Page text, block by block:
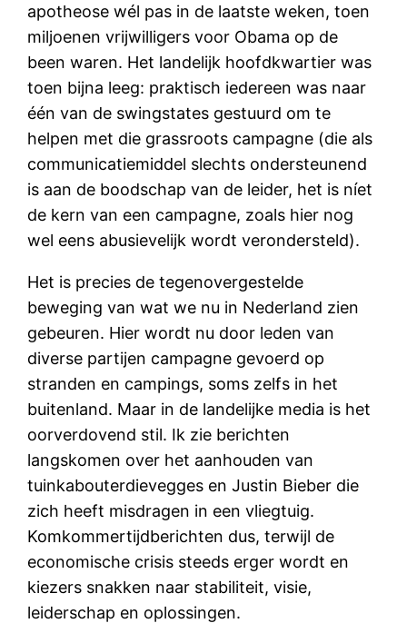
apotheose wél pas in de laatste weken, toen
miljoenen vrijwilligers voor Obama op de
been waren. Het landelijk hoofdkwartier was
toen bijna leeg: praktisch iedereen was naar
één van de swingstates gestuurd om te
helpen met die grassroots campagne (die als
communicatiemiddel slechts ondersteunend
is aan de boodschap van de leider, het is níet
de kern van een campagne, zoals hier nog
wel eens abusievelijk wordt verondersteld).
Het is precies de tegenovergestelde
beweging van wat we nu in Nederland zien
gebeuren. Hier wordt nu door leden van
diverse partijen campagne gevoerd op
stranden en campings, soms zelfs in het
buitenland. Maar in de landelijke media is het
oorverdovend stil. Ik zie berichten
langskomen over het aanhouden van
tuinkabouterdievegges en Justin Bieber die
zich heeft misdragen in een vliegtuig.
Komkommertijdberichten dus, terwijl de
economische crisis steeds erger wordt en
kiezers snakken naar stabiliteit, visie,
leiderschap en oplossingen.